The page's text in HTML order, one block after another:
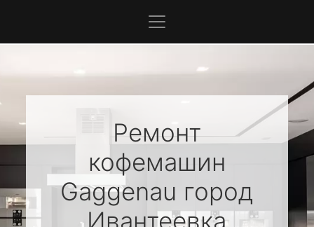
Ремонт
кофемашин
Gaggenau город
Ивантеевка